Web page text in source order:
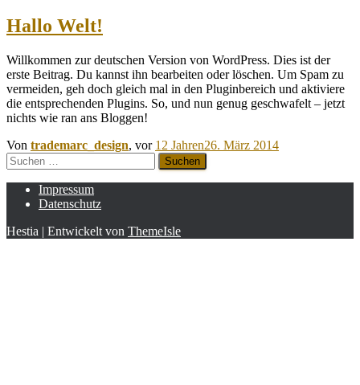
Hallo Welt!
Willkommen zur deutschen Version von WordPress. Dies ist der
erste Beitrag. Du kannst ihn bearbeiten oder löschen. Um Spam zu
vermeiden, geh doch gleich mal in den Pluginbereich und aktiviere
die entsprechenden Plugins. So, und nun genug geschwafelt – jetzt
nichts wie ran ans Bloggen!
Von trademarc_design, vor 12 Jahren26. März 2014
Suchen
nach:
Impressum
Datenschutz
Hestia | Entwickelt von ThemeIsle